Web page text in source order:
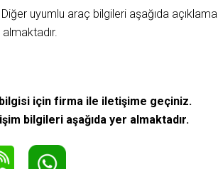
Diğer uyumlu araç bilgileri aşağıda açıklama
için firma ile iletişime geçiniz.
bilgileri aşağıda yer almaktadır.